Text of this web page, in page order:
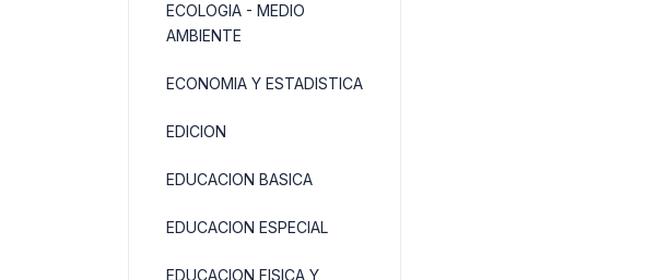
ECOLOGIA - MEDIO
AMBIENTE
ECONOMIA Y ESTADISTICA
EDICION
EDUCACION BASICA
EDUCACION ESPECIAL
EDUCACION FISICA Y